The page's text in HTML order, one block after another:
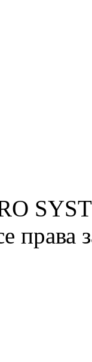
права